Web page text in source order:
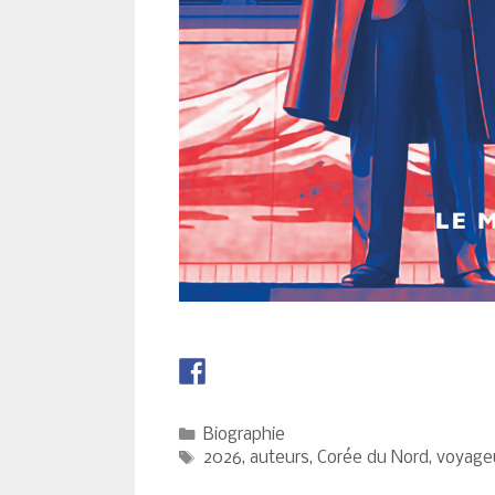
Catégories
Biographie
Étiquettes
2026, auteurs, Corée du Nord,